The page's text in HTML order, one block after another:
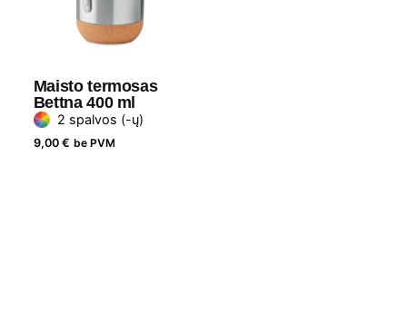
Maisto termosas
Bettna 400 ml
2 spalvos (-ų)
9,00 € be PVM